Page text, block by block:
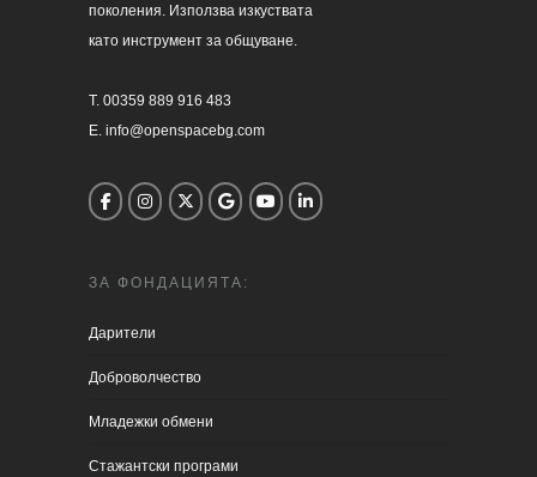
поколения. Използва изкуствата
като инструмент за общуване.
T. 00359 889 916 483
E. info@openspacebg.com
ЗА ФОНДАЦИЯТА:
Дарители
Доброволчество
Младежки обмени
Стажантски програми